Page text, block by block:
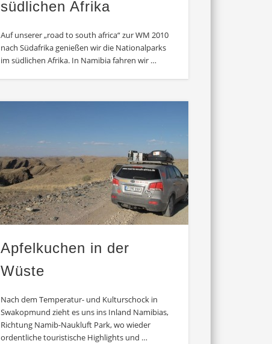
südlichen Afrika
Auf unserer „road to south africa“ zur WM 2010
nach Südafrika genießen wir die Nationalparks
im südlichen Afrika. In Namibia fahren wir …
Apfelkuchen in der
Wüste
Nach dem Temperatur- und Kulturschock in
Swakopmund zieht es uns ins Inland Namibias,
Richtung Namib-Naukluft Park, wo wieder
ordentliche touristische Highlights und …